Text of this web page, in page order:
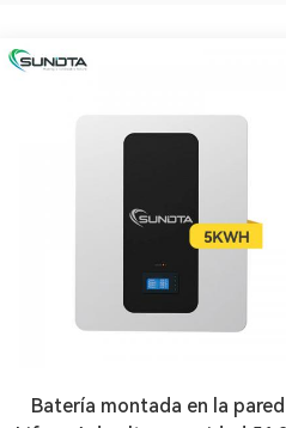
Batería montada en la pared